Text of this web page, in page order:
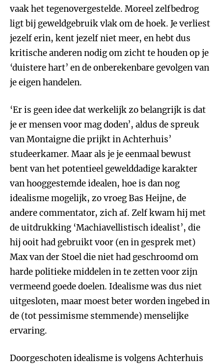
vaak het tegenovergestelde. Moreel zelfbedrog
ligt bij geweldgebruik vlak om de hoek. Je verliest
jezelf erin, kent jezelf niet meer, en hebt dus
kritische anderen nodig om zicht te houden op je
‘duistere hart’ en de onberekenbare gevolgen van
je eigen handelen.
‘Er is geen idee dat werkelijk zo belangrijk is dat
je er mensen voor mag doden’, aldus de spreuk
van Montaigne die prijkt in Achterhuis’
studeerkamer. Maar als je je eenmaal bewust
bent van het potentieel gewelddadige karakter
van hooggestemde idealen, hoe is dan nog
idealisme mogelijk, zo vroeg Bas Heijne, de
andere commentator, zich af. Zelf kwam hij met
de uitdrukking ‘Machiavellistisch idealist’, die
hij ooit had gebruikt voor (en in gesprek met)
Max van der Stoel die niet had geschroomd om
harde politieke middelen in te zetten voor zijn
vermeend goede doelen. Idealisme was dus niet
uitgesloten, maar moest beter worden ingebed in
de (tot pessimisme stemmende) menselijke
ervaring.
Doorgeschoten idealisme is volgens Achterhuis